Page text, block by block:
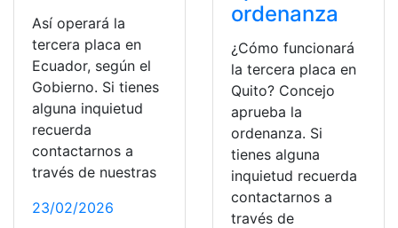
Así operará la
tercera placa en
Ecuador, según el
Gobierno. Si tienes
alguna inquietud
recuerda
contactarnos a
través de nuestras
23/02/2026
ordenanza
¿Cómo funcionará
la tercera placa en
Quito? Concejo
aprueba la
ordenanza. Si
tienes alguna
inquietud recuerda
contactarnos a
través de